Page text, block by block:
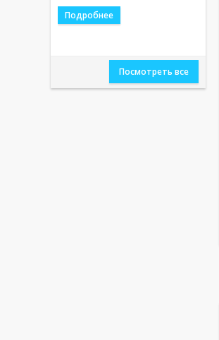
Подробнее
Посмотреть все